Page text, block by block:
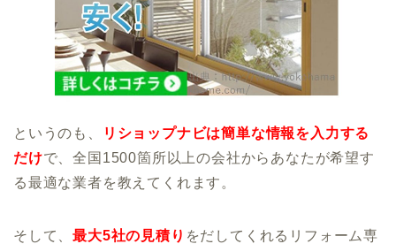
というのも、
リショップナビは簡単な情報を入力する
だけで、全国1500箇所以上の会社からあなたが希望す
る最適な業者を教えてくれます。
そして、最大5社の見積り をだしてくれるリフォーム専